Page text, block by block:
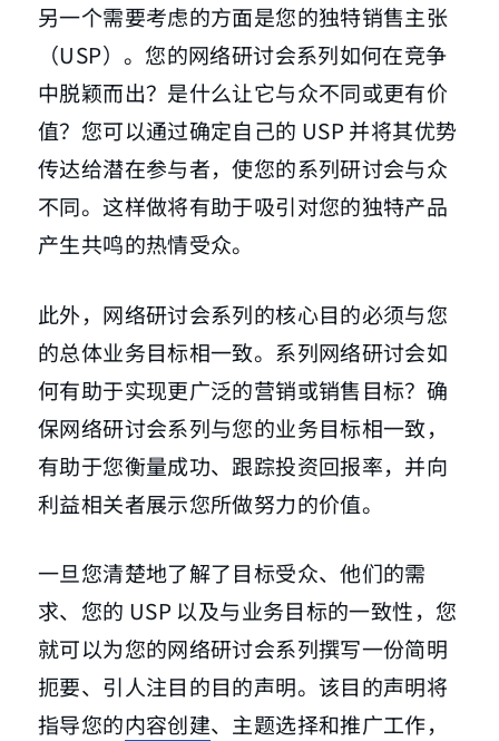
另一个需要考虑的方面是您的独特销售主张
（USP）。您的网络研讨会系列如何在竞争
中脱颖而出？是什么让它与众不同或更有价
值？您可以通过确定自己的 USP 并将其优势
传达给潜在参与者，使您的系列研讨会与众
不同。这样做将有助于吸引对您的独特产品
产生共鸣的热情受众。
此外，网络研讨会系列的核心目的必须与您
的总体业务目标相一致。系列网络研讨会如
何有助于实现更广泛的营销或销售目标？确
保网络研讨会系列与您的业务目标相一致，
有助于您衡量成功、跟踪投资回报率，并向
利益相关者展示您所做努力的价值。
一旦您清楚地了解了目标受众、他们的需
求、您的 USP 以及与业务目标的一致性，您
就可以为您的网络研讨会系列撰写一份简明
扼要、引人注目的目的声明。该目的声明将
指导您的内容创建、主题选择和推广工作，